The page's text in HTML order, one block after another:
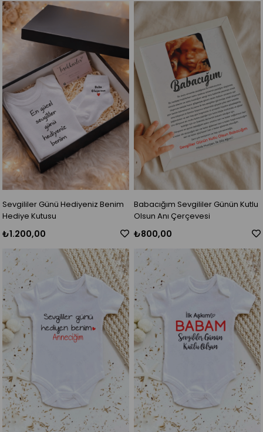
Sevgililer Günü Hediyeniz Benim
Hediye Kutusu
₺1.200,00
Babacığım Sevgililer Günün Kutlu
Olsun Anı Çerçevesi
₺800,00